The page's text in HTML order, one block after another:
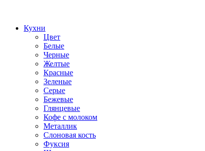
Кухни
Цвет
Белые
Черные
Желтые
Красные
Зеленые
Серые
Бежевые
Глянцевые
Кофе с молоком
Металлик
Слоновая кость
Фуксия